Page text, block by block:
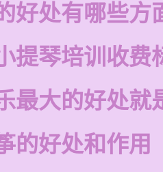
好处有哪些方
提琴培训收费
最大的好处就
的好处和作用